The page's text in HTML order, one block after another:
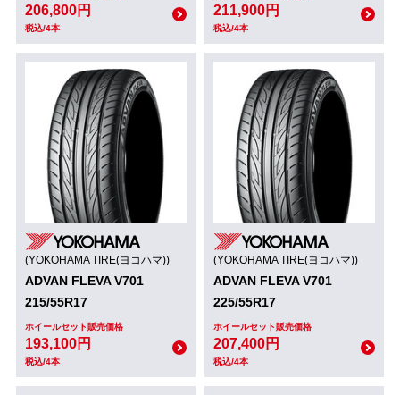
206,800円
税込/4本
211,900円
税込/4本
(YOKOHAMA TIRE(ヨコハマ))
ADVAN FLEVA V701
215/55R17
ホイールセット販売価格
193,100円
税込/4本
(YOKOHAMA TIRE(ヨコハマ))
ADVAN FLEVA V701
225/55R17
ホイールセット販売価格
207,400円
税込/4本